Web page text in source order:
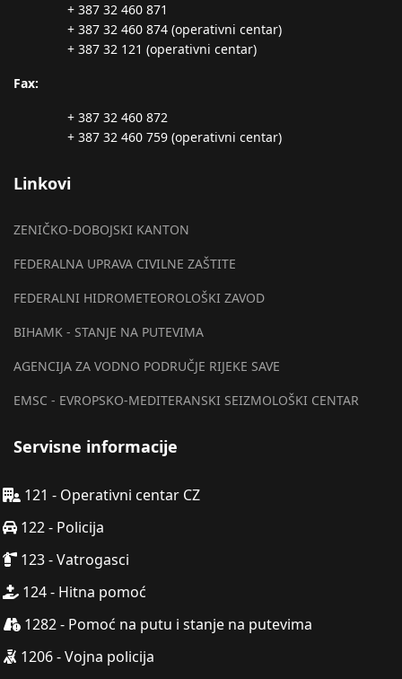
+ 387 32 460 871
+ 387 32 460 874 (operativni centar)
+ 387 32 121 (operativni centar)
Fax:
+ 387 32 460 872
+ 387 32 460 759 (operativni centar)
Linkovi
ZENIČKO-DOBOJSKI KANTON
FEDERALNA UPRAVA CIVILNE ZAŠTITE
FEDERALNI HIDROMETEOROLOŠKI ZAVOD
BIHAMK - STANJE NA PUTEVIMA
AGENCIJA ZA VODNO PODRUČJE RIJEKE SAVE
EMSC - EVROPSKO-MEDITERANSKI SEIZMOLOŠKI CENTAR
Servisne informacije
121 - Operativni centar CZ
122 - Policija
123 - Vatrogasci
124 - Hitna pomoć
1282 - Pomoć na putu i stanje na putevima
1206 - Vojna policija